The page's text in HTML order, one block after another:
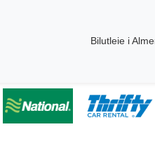
Bilutleie i